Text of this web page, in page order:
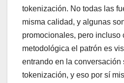
tokenización. No todas las
misma calidad, y algunas
promocionales, pero incluso
metodológica el patrón es
entrando en la conversación
tokenización, y eso por sí